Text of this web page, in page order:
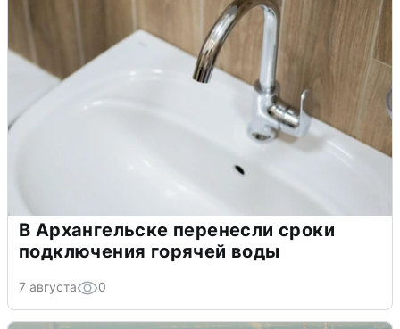
В Архангельске перенесли сроки
подключения горячей воды
7 августа 0